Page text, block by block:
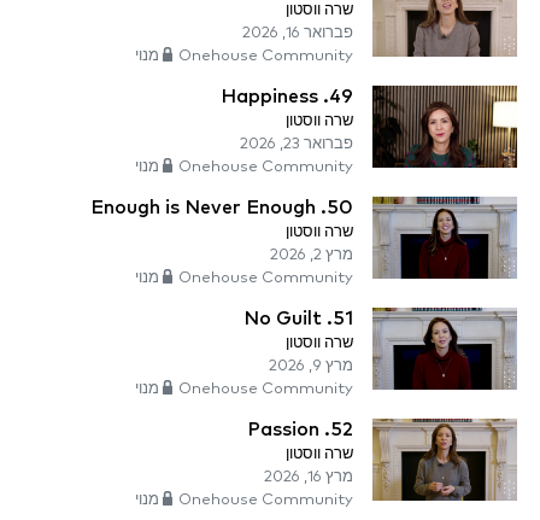
שרה ווסטון
פברואר 16, 2026
Onehouse Community מנוי
49. Happiness
שרה ווסטון
פברואר 23, 2026
Onehouse Community מנוי
50. Enough is Never Enough
שרה ווסטון
מרץ 2, 2026
Onehouse Community מנוי
51. No Guilt
שרה ווסטון
מרץ 9, 2026
Onehouse Community מנוי
52. Passion
שרה ווסטון
מרץ 16, 2026
Onehouse Community מנוי